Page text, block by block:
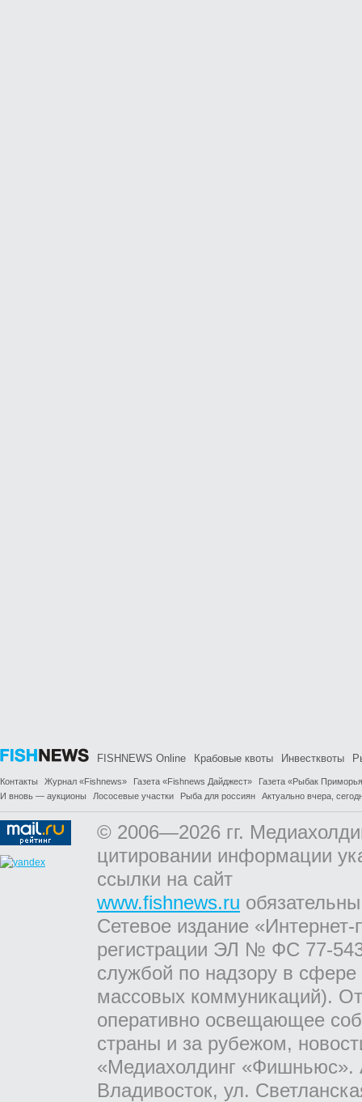
FISHNEWS Online Крабовые квоты Инвестквоты
Контакты Журнал «Fishnews» Газета «Fishnews Дайджест»
Газета «Рыбак
И вновь — аукционы
Лососевые участки Рыба для россиян Актуально вчера,
© 2006—2026 гг.
цитировании информации
ссылки на сайт
www.fishnews.ru
Сетевое издание
регистрации ЭЛ № ФС 77-
службой по надзору в
массовых коммуникаций).
оперативно освещающее
страны и за рубежом,
«Медиахолдинг «Фишньюс».
Владивосток, ул.